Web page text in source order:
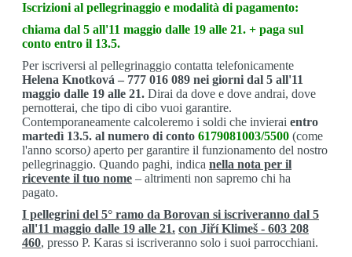
Iscrizioni al pellegrinaggio e modalità di pagamento:
chiama dal 5 all'11 maggio dalle 19 alle 21. + paga sul
conto entro il 13.5.
Per iscriversi al pellegrinaggio contatta telefonicamente
Helena Knotková – 777 016 089 nei giorni dal 5 all'11
maggio dalle 19 alle 21. Dirai da dove e dove andrai, dove
pernotterai, che tipo di cibo vuoi garantire.
Contemporaneamente calcoleremo i soldi che invierai entro
martedì 13.5. al numero di conto 6179081003/5500 (come
l'anno scorso) aperto per garantire il funzionamento del nostro
pellegrinaggio. Quando paghi, indica nella nota per il
ricevente il tuo nome – altrimenti non sapremo chi ha
pagato.
I pellegrini del 5° ramo da Borovan si iscriveranno dal 5
all'11 maggio dalle 19 alle 21. con Jiří Klimeš - 603 208
460, presso P. Karas si iscriveranno solo i suoi parrocchiani.